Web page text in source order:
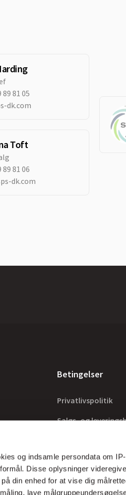
og indsamle persondata om IP-
Disse oplysninger
din enhed for at vise dig
lave
89 81 05
dk.com
Toft
89 81 06
dk.com
Betingelser
Privatlivspolitik
Salgs- og